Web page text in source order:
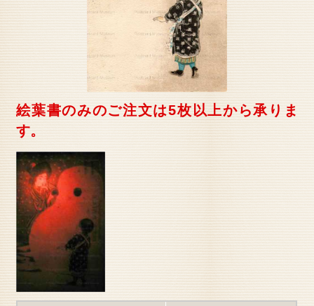
絵葉書のみのご注文は5枚以上から承りま
す。